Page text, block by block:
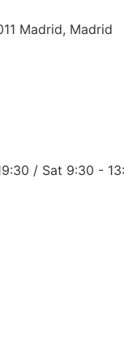
Madrid, Madrid
/ Sat 9:30 -